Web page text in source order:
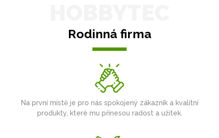
Rodinná firma
Na první místě je pro nás spokojený zákazník a kvalitní
produkty, které mu přinesou radost a užitek.